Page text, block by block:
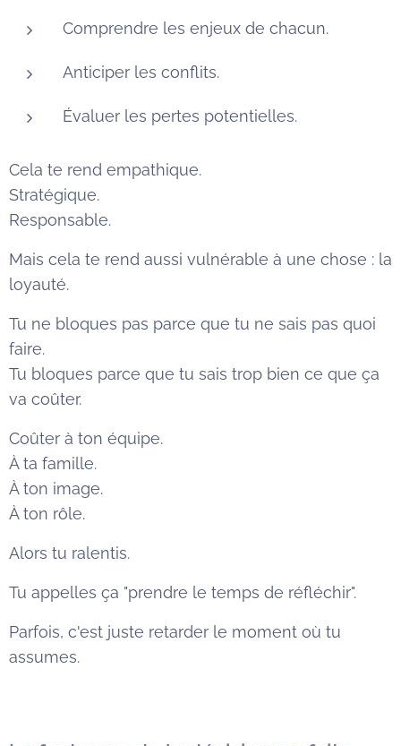
Comprendre les enjeux de chacun.
Anticiper les conflits.
Évaluer les pertes potentielles.
Cela te rend empathique.
Stratégique.
Responsable.
Mais cela te rend aussi vulnérable à une chose : la
loyauté.
Tu ne bloques pas parce que tu ne sais pas quoi
faire.
Tu bloques parce que tu sais trop bien ce que ça
va coûter.
Coûter à ton équipe.
À ta famille.
À ton image.
À ton rôle.
Alors tu ralentis.
Tu appelles ça "prendre le temps de réfléchir".
Parfois, c'est juste retarder le moment où tu
assumes.